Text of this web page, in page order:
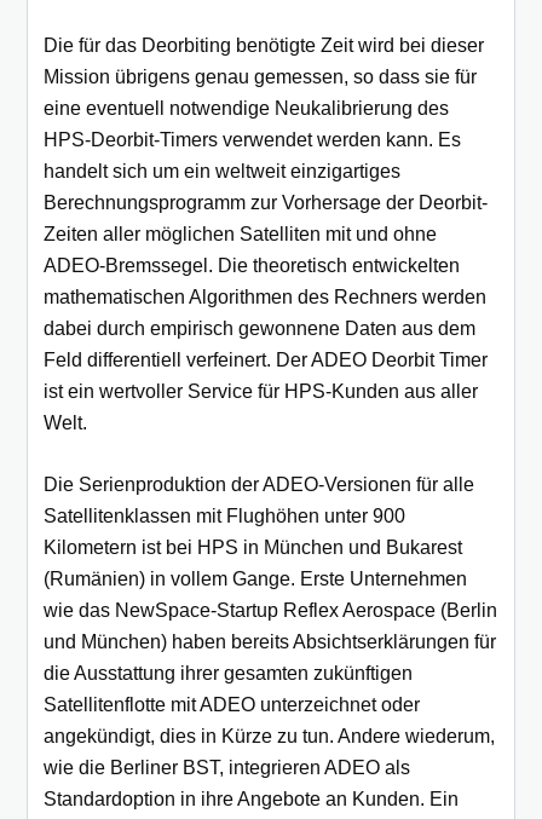
Die für das Deorbiting benötigte Zeit wird bei dieser
Mission übrigens genau gemessen, so dass sie für
eine eventuell notwendige Neukalibrierung des
HPS-Deorbit-Timers verwendet werden kann. Es
handelt sich um ein weltweit einzigartiges
Berechnungsprogramm zur Vorhersage der Deorbit-
Zeiten aller möglichen Satelliten mit und ohne
ADEO-Bremssegel. Die theoretisch entwickelten
mathematischen Algorithmen des Rechners werden
dabei durch empirisch gewonnene Daten aus dem
Feld differentiell verfeinert. Der ADEO Deorbit Timer
ist ein wertvoller Service für HPS-Kunden aus aller
Welt.
Die Serienproduktion der ADEO-Versionen für alle
Satellitenklassen mit Flughöhen unter 900
Kilometern ist bei HPS in München und Bukarest
(Rumänien) in vollem Gange. Erste Unternehmen
wie das NewSpace-Startup Reflex Aerospace (Berlin
und München) haben bereits Absichtserklärungen für
die Ausstattung ihrer gesamten zukünftigen
Satellitenflotte mit ADEO unterzeichnet oder
angekündigt, dies in Kürze zu tun. Andere wiederum,
wie die Berliner BST, integrieren ADEO als
Standardoption in ihre Angebote an Kunden. Ein